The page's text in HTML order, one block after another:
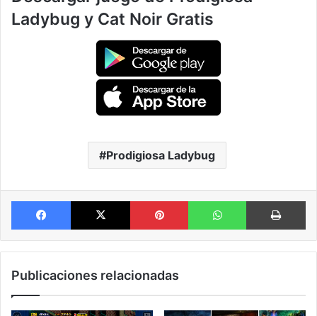
Ladybug y Cat Noir Gratis
Prodigiosa Ladybug
Facebook X Pinterest WhatsApp
Publicaciones relacionadas